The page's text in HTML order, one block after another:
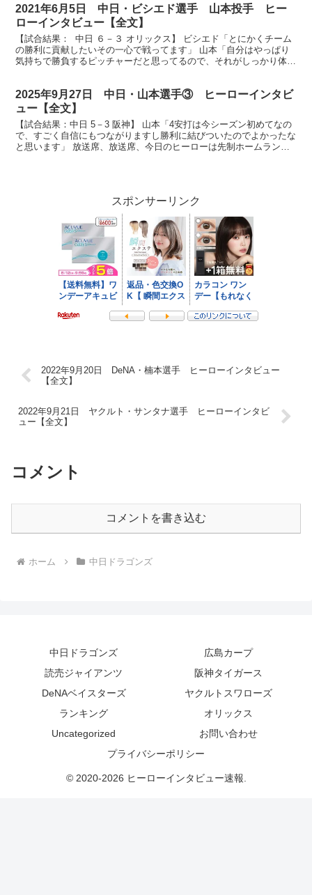
2021年6月5日 中日・ビシエド選手 山本投手 ヒー
ローインタビュー【全文】
【試合結果： 中日 ６－３ オリックス】 ビシエド「とにかくチーム
の勝利に貢献したいその一心で戦ってます」 山本「自分はやっぱり
気持ちで勝負するピッチャーだと思ってるので、それがしっかり体現
2025年9月27日 中日・山本選手③ ヒーローインタビ
ュー【全文】
【試合結果：中日 5－3 阪神】 山本「4安打は今シーズン初めてなの
で、すごく自信にもつながりますし勝利に結びついたのでよかったな
と思います」 放送席、放送席、今日のヒーローは先制ホームランが
スポンサーリンク
2022年9月20日 DeNA・楠本選手 ヒーローインタビュー
【全文】
2022年9月21日 ヤクルト・サンタナ選手 ヒーローインタビ
ュー【全文】
コメント
コメントを書き込む
ホーム 中日ドラゴンズ
中日ドラゴンズ
広島カープ
読売ジャイアンツ
阪神タイガース
DeNAベイスターズ
ヤクルトスワローズ
ランキング
オリックス
Uncategorized
お問い合わせ
プライバシーポリシー
© 2020-2026 ヒーローインタビュー速報.